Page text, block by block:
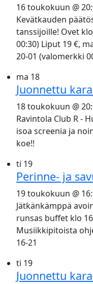
16 toukokuun @
Kevätkauden
tanssijoille! Ovet
00:30) Liput 19 €,
20-01 (valomerkki
ma 18
Juonnettu
18 toukokuun @
Ravintola Club R -
isoa screenia ja
koe!!
ti 19
Perinne- ja
19 toukokuun @
Jätkänkämppä
runsas buffet klo
Musiikkipitoista
16-21
ti 19
Juonnettu